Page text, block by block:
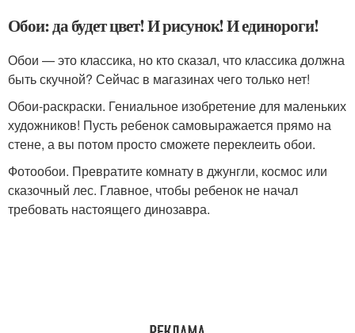
Обои: да будет цвет! И рисунок! И единороги!
Обои — это классика, но кто сказал, что классика должна
быть скучной? Сейчас в магазинах чего только нет!
Обои-раскраски. Гениальное изобретение для маленьких
художников! Пусть ребенок самовыражается прямо на
стене, а вы потом просто сможете переклеить обои.
Фотообои. Превратите комнату в джунгли, космос или
сказочный лес. Главное, чтобы ребенок не начал
требовать настоящего динозавра.